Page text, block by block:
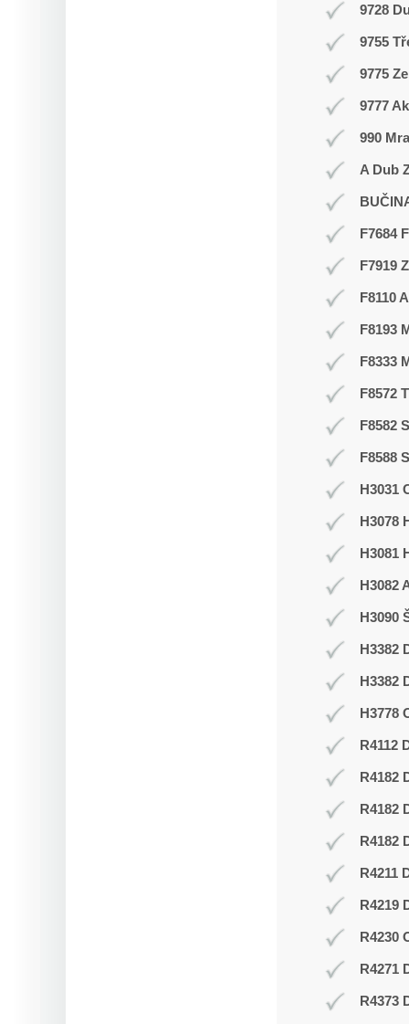
9728
9755
9775
9777
990
A Dub
F7684
F7919
F8110
F8193
F8333
F8572
F8582
F8588
H3031
H3078
H3081
H3082
H3090
H3382
H3382
H3778
R4112
R4182
R4182
R4182
R4211
R4219
R4230
R4271
R4373